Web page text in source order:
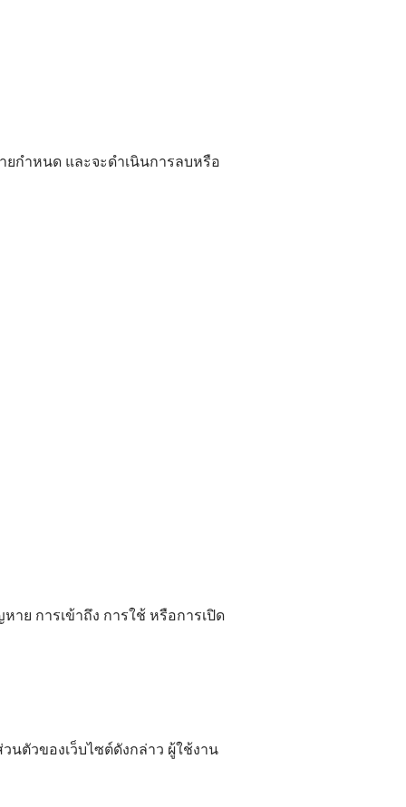
ยกำหนด และจะดำเนินการลบหรือ
ย การเข้าถึง การใช้ หรือการเปิด
นตัวของเว็บไซต์ดังกล่าว ผู้ใช้งาน